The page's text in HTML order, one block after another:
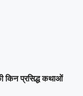
किन प्रसिद्ध कथाओं